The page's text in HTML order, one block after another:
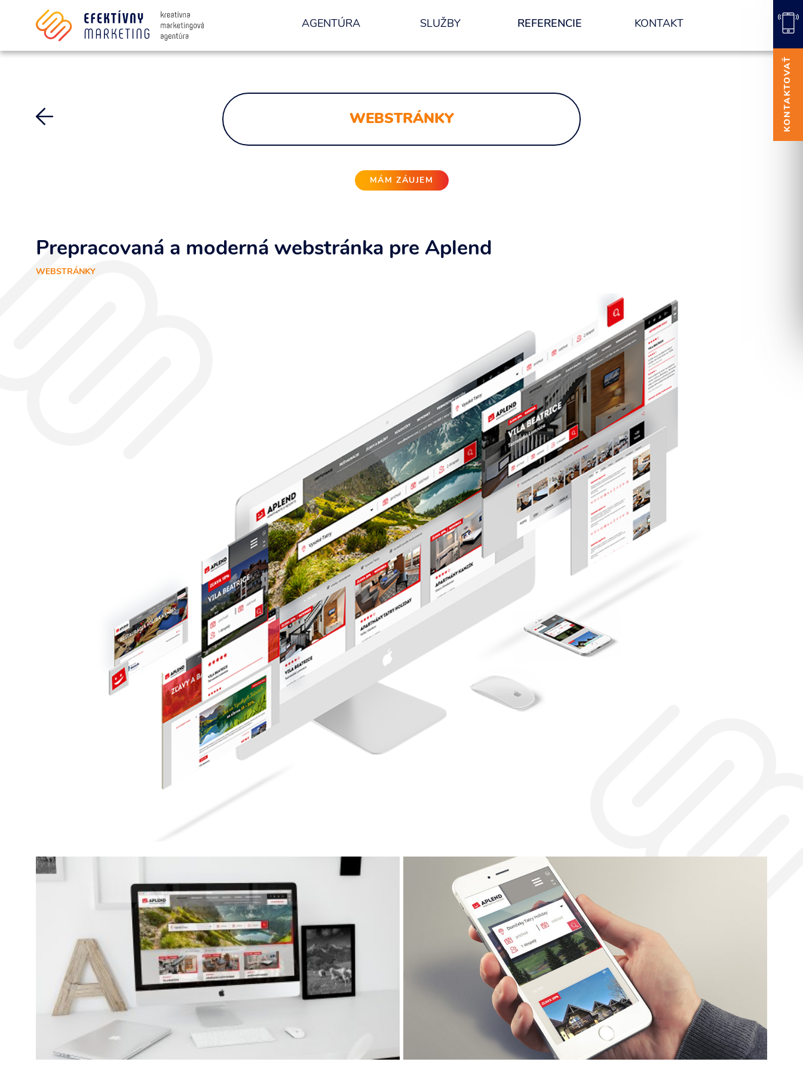
AGENTÚRA SLUŽBY REFERENCIE KONTAKT
WEBSTRÁNKY
MÁM ZÁUJEM
Prepracovaná a moderná webstránka pre Aplend
WEBSTRÁNKY
KONTAKTOVAŤ
Súhlasím so spracovaním osobných informácií.